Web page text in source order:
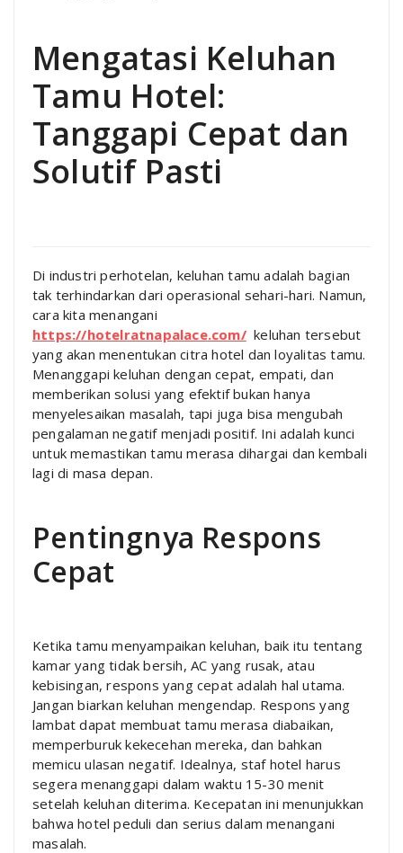
Mengatasi Keluhan
Tamu Hotel:
Tanggapi Cepat dan
Solutif Pasti
Di industri perhotelan, keluhan tamu adalah bagian
tak terhindarkan dari operasional sehari-hari. Namun,
cara kita menangani
https://hotelratnapalace.com/keluhan tersebut
yang akan menentukan citra hotel dan loyalitas tamu.
Menanggapi keluhan dengan cepat, empati, dan
memberikan solusi yang efektif bukan hanya
menyelesaikan masalah, tapi juga bisa mengubah
pengalaman negatif menjadi positif. Ini adalah kunci
untuk memastikan tamu merasa dihargai dan kembali
lagi di masa depan.
Pentingnya Respons
Cepat
Ketika tamu menyampaikan keluhan, baik itu tentang
kamar yang tidak bersih, AC yang rusak, atau
kebisingan, respons yang cepat adalah hal utama.
Jangan biarkan keluhan mengendap. Respons yang
lambat dapat membuat tamu merasa diabaikan,
memperburuk kekecehan mereka, dan bahkan
memicu ulasan negatif. Idealnya, staf hotel harus
segera menanggapi dalam waktu 15-30 menit
setelah keluhan diterima. Kecepatan ini menunjukkan
bahwa hotel peduli dan serius dalam menangani
masalah.